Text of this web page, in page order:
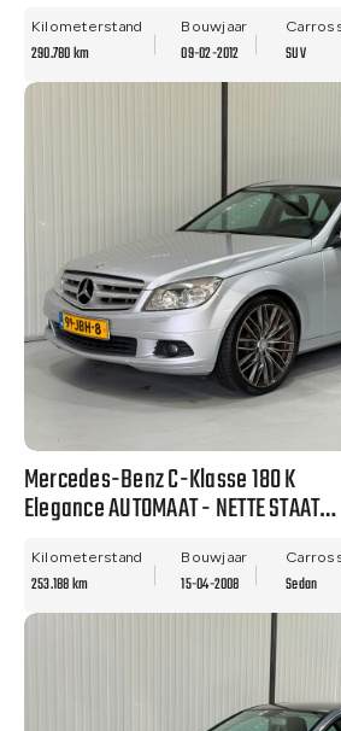
Kilometerstand
290.780 km
Bouwjaar
09-02-2012 SUV
Mercedes-Benz C-Klasse 180 K
Elegance AUTOMAAT - NETTE STAAT-
Kilometerstand
253.188 km
Bouwjaar
15-04-2008 Sedan